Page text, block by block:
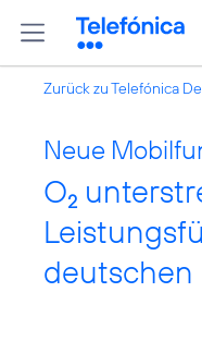
Zurück zu Telefónica
Neue
O2
deutschen